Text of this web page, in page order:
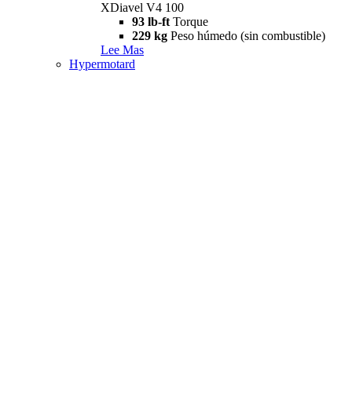
XDiavel V4 100
93 lb-ft Torque
229 kg Peso húmedo (sin combustible)
Lee Mas
Hypermotard